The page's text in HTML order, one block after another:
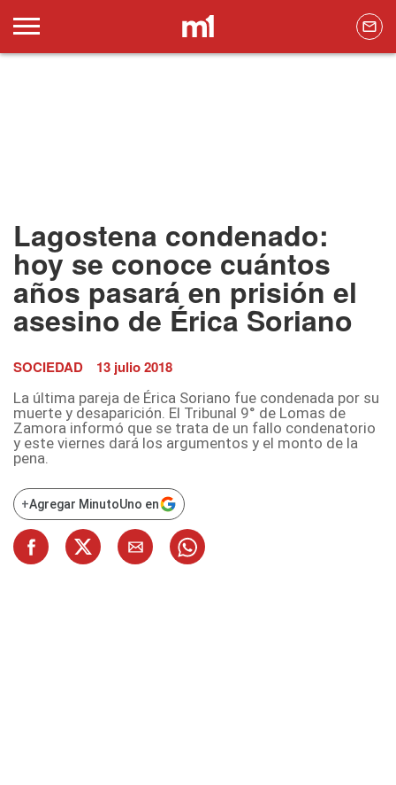
Lagostena condenado:
hoy se conoce cuántos
años pasará en prisión el
asesino de Érica Soriano
SOCIEDAD 13 julio 2018
La última pareja de Érica Soriano fue condenada por su
muerte y desaparición. El Tribunal 9° de Lomas de
Zamora informó que se trata de un fallo condenatorio
y este viernes dará los argumentos y el monto de la
pena.
+Agregar MinutoUno en